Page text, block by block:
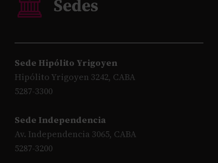
Sede Hipólito Yrigoyen
Hipólito Yrigoyen 3242, CABA
5287-3300
Sede Independencia
Av. Independencia 3065, CABA
5287-3200